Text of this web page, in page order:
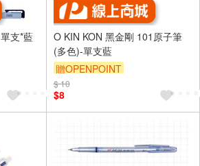
支*藍
O KIN KON 黑金剛 101原子筆
(多色)-單支藍
贈OPENPOINT
$ 10
$8